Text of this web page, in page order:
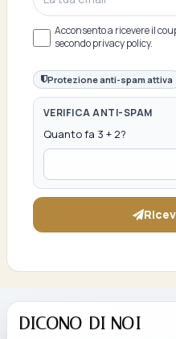
Acconsento a ricevere il
secondo privacy policy.
Protezione anti-spam attiva
VERIFICA ANTI-SPAM
Quanto fa 3 + 2?
DICONO DI NOI